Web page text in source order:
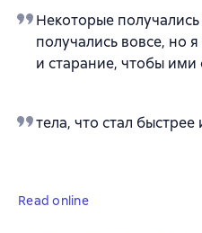
Некоторые
получались вовсе, но
и старание, чтобы ими
тела, что стал быстрее
Read online